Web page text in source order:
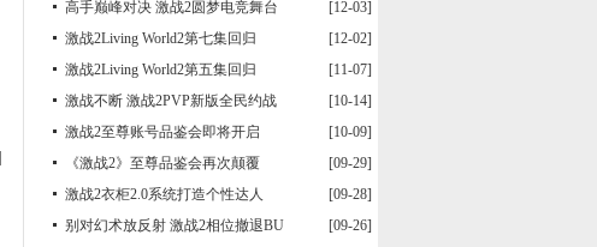
[12-03]
高手巅峰对决 激战2圆梦电竞舞台
[12-02]
激战2Living World2第七集回归
[11-07]
激战2Living World2第五集回归
[10-14]
激战不断 激战2PVP新版全民约战
[10-09]
激战2至尊账号品鉴会即将开启
[09-29]
《激战2》至尊品鉴会再次颠覆
[09-28]
激战2衣柜2.0系统打造个性达人
[09-26]
别对幻术放反射 激战2相位撤退BU